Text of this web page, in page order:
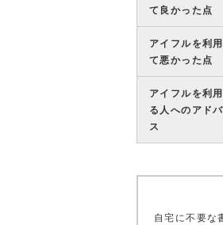
て良かった点
アイフルを利
て悪かった点
アイフルを利
る人へのアド
ス
自宅に不要な